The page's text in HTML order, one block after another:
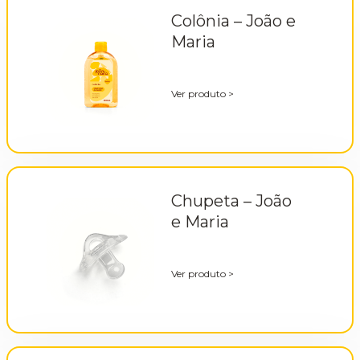
Colônia – João e
Maria
Ver produto >
Chupeta – João
e Maria
Ver produto >